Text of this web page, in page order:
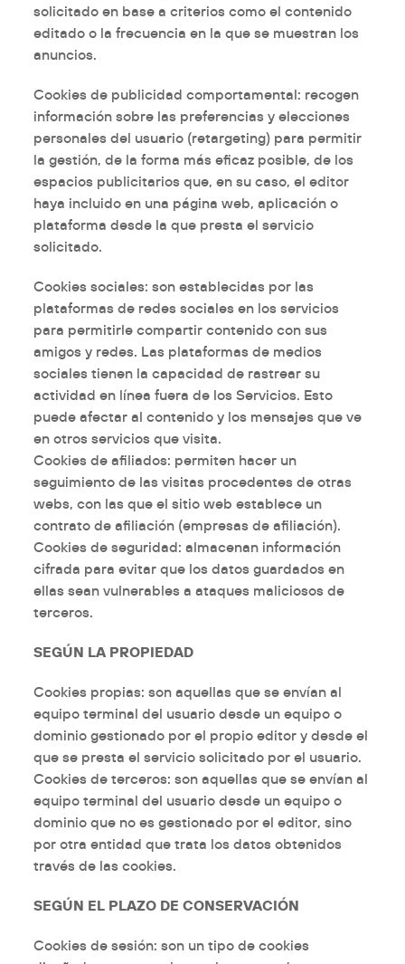
solicitado en base a criterios como el contenido
editado o la frecuencia en la que se muestran los
anuncios.
Cookiesde publicidad comportamental: recogen
información sobre las preferencias y elecciones
personales del usuario (retargeting) para permitir
la gestión, de la forma más eficaz posible, de los
espacios publicitarios que, en su caso, el editor
haya incluido en una página web, aplicación o
plataforma desde la que presta el servicio
solicitado.
Cookiessociales: son establecidas por las
plataformas de redes sociales en los servicios
para permitirle compartir contenido con sus
amigos y redes. Las plataformas de medios
sociales tienen la capacidad de rastrear su
actividad en línea fuera de los Servicios. Esto
puede afectar al contenido y los mensajes que ve
en otros servicios que visita.
Cookiesde afiliados: permiten hacer un
seguimiento de las visitas procedentes de otras
webs, con las que el sitio web establece un
contrato de afiliación (empresas de afiliación).
Cookiesde seguridad: almacenan información
cifrada para evitar que los datos guardados en
ellas seanvulnerables a ataques maliciosos de
terceros.
SEGÚN LA PROPIEDAD
Cookies propias: son aquellas que se envían al
equipo terminal del usuario desde un equipo o
dominio gestionado por el propio editor y desde el
que se presta el servicio solicitado por el usuario.
Cookiesde terceros:son aquellas que se envían al
equipo terminal del usuario desde un equipo o
dominio que no es gestionado por el editor, sino
por otra entidad que trata los datos obtenidos
través de las cookies.
SEGÚN EL PLAZO DE CONSERVACIÓN
Cookiesde sesión:son un tipo de cookies